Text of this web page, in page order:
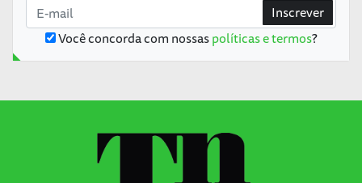
Você concorda com nossaspolíticas e termos?
Inscrever